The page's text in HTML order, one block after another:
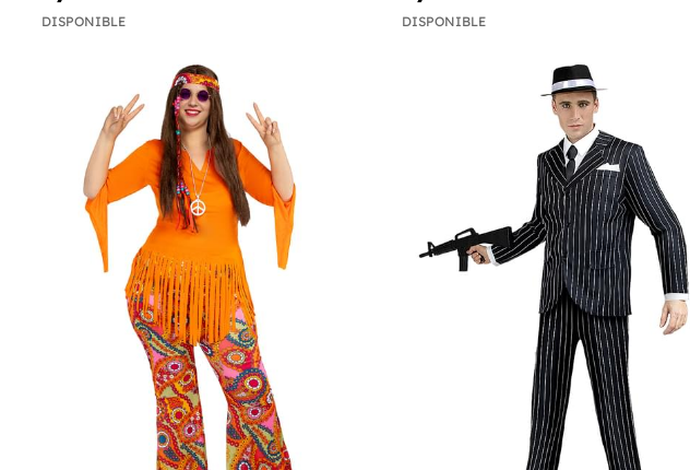
DISPONIBLE DISPONIBLE